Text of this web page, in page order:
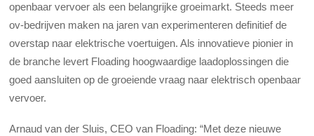
openbaar vervoer als een belangrijke groeimarkt. Steeds meer
ov-bedrijven maken na jaren van experimenteren definitief de
overstap naar elektrische voertuigen. Als innovatieve pionier in
de branche levert Floading hoogwaardige laadoplossingen die
goed aansluiten op de groeiende vraag naar elektrisch openbaar
vervoer.
Arnaud van der Sluis, CEO van Floading: “Met deze nieuwe